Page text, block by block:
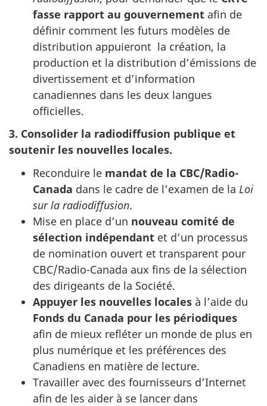
fasse rapport au gouvernement afin de
définir comment les futurs modèles de
distribution appuieront la création, la
production et la distribution d’émissions de
divertissement et d’information
canadiennes dans les deux langues
officielles.
3. Consolider la radiodiffusion publique et
soutenir les nouvelles locales.
Reconduire le mandat de la CBC/Radio-
Canada dans le cadre de l’examen de la Loi
sur la radiodiffusion.
Mise en place d’un nouveau comité de
sélection indépendant et d’un processus
de nomination ouvert et transparent pour
CBC/Radio-Canada aux fins de la sélection
des dirigeants de la Société.
Appuyer les nouvelles locales à l’aide du
Fonds du Canada pour les périodiques
afin de mieux refléter un monde de plus en
plus numérique et les préférences des
Canadiens en matière de lecture.
Travailler avec des fournisseurs d’Internet
afin de les aider à se lancer dans